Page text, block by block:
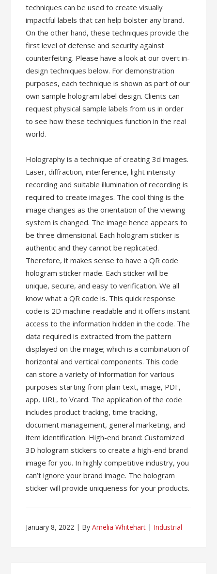
techniques can be used to create visually
impactful labels that can help bolster any brand.
On the other hand, these techniques provide the
first level of defense and security against
counterfeiting. Please have a look at our overt in-
design techniques below. For demonstration
purposes, each technique is shown as part of our
own sample hologram label design. Clients can
request physical sample labels from us in order
to see how these techniques function in the real
world.
Holography is a technique of creating 3d images.
Laser, diffraction, interference, light intensity
recording and suitable illumination of recording is
required to create images. The cool thing is the
image changes as the orientation of the viewing
system is changed. The image hence appears to
be three dimensional. Each hologram sticker is
authentic and they cannot be replicated.
Therefore, it makes sense to have a QR code
hologram sticker made. Each sticker will be
unique, secure, and easy to verification. We all
know what a QR code is. This quick response
code is 2D machine-readable and it offers instant
access to the information hidden in the code. The
data required is extracted from the pattern
displayed on the image; which is a combination of
horizontal and vertical components. This code
can store a variety of information for various
purposes starting from plain text, image, PDF,
app, URL, to Vcard. The application of the code
includes product tracking, time tracking,
document management, general marketing, and
item identification. High-end brand: Customized
3D hologram stickers to create a high-end brand
image for you. In highly competitive industry, you
can’t ignore your brand image. The hologram
sticker will provide uniqueness for your products.
January 8, 2022 ByAmelia Whitehart Industrial